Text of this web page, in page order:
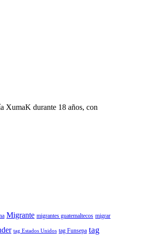
XumaK durante 18 años, con
Migrante migrantes guatemaltecos migrar
tag Estados Unidos tag Funsepa tag